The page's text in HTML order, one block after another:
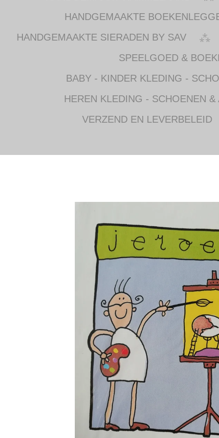
HANDGEMAAKTE
HANDGEMAAKTE SIERADEN BY SAV
SPEELGOED &
BABY - KINDER KLEDING -
HEREN KLEDING - SCHOENEN &
VERZEND EN LEVERBELEID